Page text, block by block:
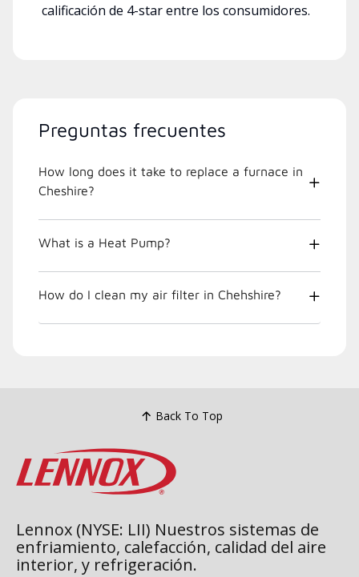
calificación de 4-star entre los consumidores.
Preguntas frecuentes
How long does it take to replace a furnace in
Cheshire?
What is a Heat Pump?
How do I clean my air filter in Chehshire?
Back To Top
Lennox (NYSE: LII) Nuestros sistemas de
enfriamiento, calefacción, calidad del aire
interior, y refrigeración.